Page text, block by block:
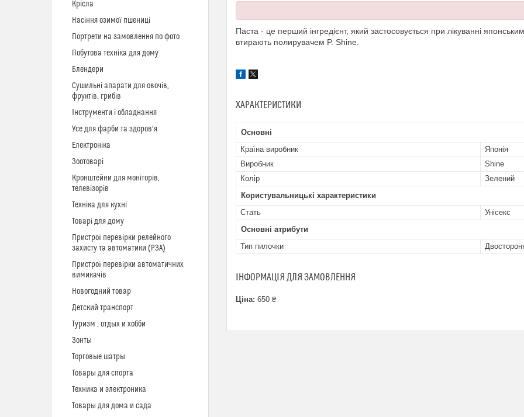
Паста - це перший інгредієнт, який застосовується при лікуванні
втирають полирувачем P. Shine.
ХАРАКТЕРИСТИКИ
Основні
Країна виробник
Японія
Виробник
Shine
Колір
Зелений
Користувальницькі характеристики
Стать
Унісекс
Основні атрибути
Тип пилочки
ІНФОРМАЦІЯ ДЛЯ ЗАМОВЛЕННЯ
Ціна: 650 ₴
Крісла
Насіння озимої пшениці
Портрети на замовлення по фото
Побутова техніка для дому
Блендери
Сушильні апарати для овочів,
фруктів, грибів
Інструменти і обладнання
Усе для фарби та здоров'я
Електроніка
Зоотоварі
Кронштейни для моніторів,
телевізорів
Техніка для кухні
Товарі для дому
Пристрої перевірки релейного
захисту та автоматики (РЗА)
Пристрої перевірки автоматичних
вимикачів
Новогодний товар
Детский транспорт
Туризм , отдых и хобби
Зонты
Торговые шатры
Товары для спорта
Техника и электроника
Товары для дома и сада